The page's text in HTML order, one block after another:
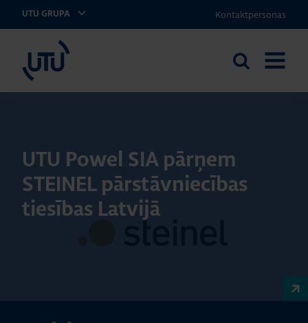
UTU GRUPA Kontaktpersonas
Meklēt
UTU Powel SIA pārņem
STEINEL pārstāvniecības
tiesības Latvijā